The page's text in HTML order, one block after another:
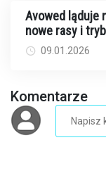
Avowed ląduje
nowe rasy i
09.01.2026
Komentarze